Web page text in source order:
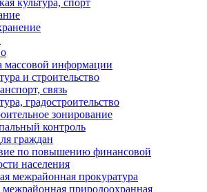
культура, спорт
массовой информации
и строительство
связь
градостроительство
зонирование
контроль
граждан
по повышению финансовой
населения
межрайонная прокуратура
межрайонная природоохранная